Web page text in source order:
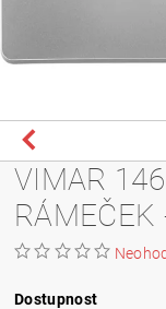
VIMAR
Dostupnost